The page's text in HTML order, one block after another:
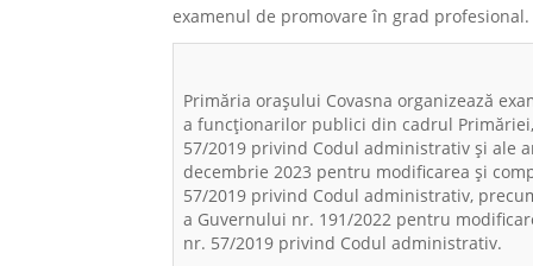
examenul de promovare în grad profesional.
Primăria orașului Covasna organizează
a funcționarilor publici din cadrul
57/2019 privind Codul administrativ și ale
decembrie 2023 pentru modificarea și
57/2019 privind Codul administrativ,
a Guvernului nr. 191/2022 pentru
nr. 57/2019 privind Codul administrativ.